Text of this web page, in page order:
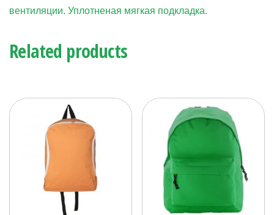
вентиляции. Уплотненая мягкая подкладка.
Related products